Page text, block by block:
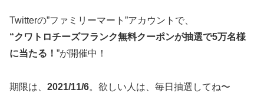
Twitterの”ファミリーマート”アカウントで、
“クワトロチーズフランク無料クーポンが抽選で5万名様
に当たる！ ”が開催中！
期限は、 2021/11/6。欲しい人は、毎日抽選してね〜